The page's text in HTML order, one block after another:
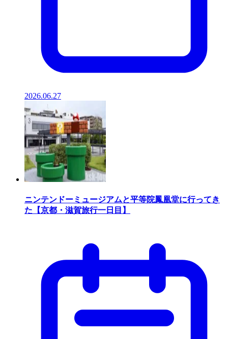
2026.06.27
ニンテンドーミュージアムと平等院鳳凰堂に行ってき
た【京都・滋賀旅行一日目】